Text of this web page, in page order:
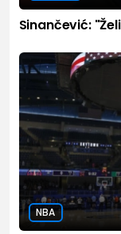
Sinančević:
NBA